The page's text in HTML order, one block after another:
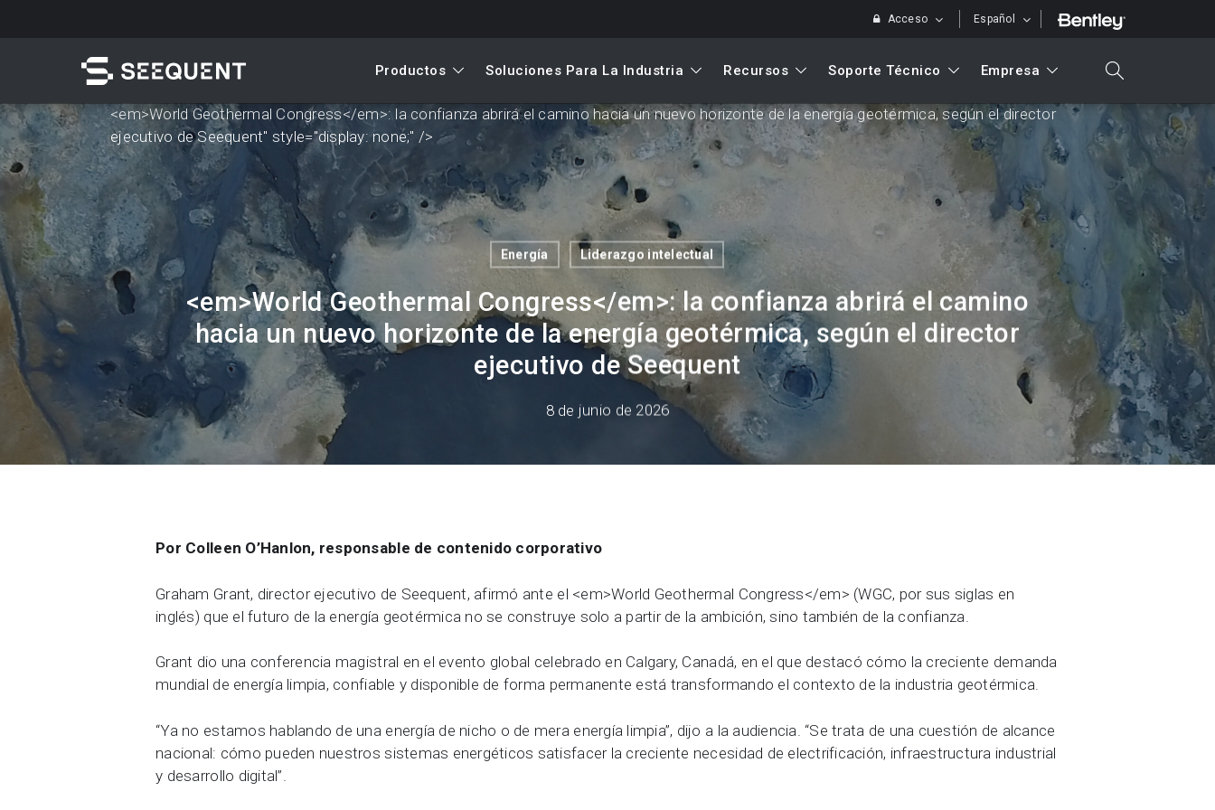
Acceso Español
Buscar
Acceso rápido a
Contáctenos Soluciones en geociencia de Seequent
Comunidad
Productos Soluciones Para La Industria Recursos Soporte Técnico Empresa
search
<em>World Geothermal Congress</em>: la confianza abrirá el camino hacia un nuevo horizonte de la energía geotérmica, según el director
ejecutivo de Seequent" style="display: none;" />
Energía Liderazgo intelectual
<em>World Geothermal Congress</em>: la confianza abrirá el camino
hacia un nuevo horizonte de la energía geotérmica, según el director
ejecutivo de Seequent
8 de junio de 2026
Por Colleen O’Hanlon, responsable de contenido corporativo
Graham Grant, director ejecutivo de Seequent, afirmó ante el <em>World Geothermal Congress</em> (WGC, por sus siglas en
inglés) que el futuro de la energía geotérmica no se construye solo a partir de la ambición, sino también de la confianza.
Grant dio una conferencia magistral en el evento global celebrado en Calgary, Canadá, en el que destacó cómo la creciente demanda
mundial de energía limpia, confiable y disponible de forma permanente está transformando el contexto de la industria geotérmica.
“Ya no estamos hablando de una energía de nicho o de mera energía limpia”, dijo a la audiencia. “Se trata de una cuestión de alcance
nacional: cómo pueden nuestros sistemas energéticos satisfacer la creciente necesidad de electrificación, infraestructura industrial
y desarrollo digital”.